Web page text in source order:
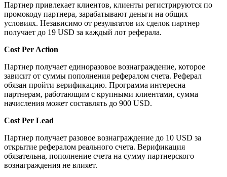
Партнер привлекает клиентов, клиенты регистрируются по
промокоду партнера, зарабатывают деньги на общих
условиях. Независимо от результатов их сделок партнер
получает до 19 USD за каждый лот реферала.
Cost Per Action
Партнер получает единоразовое вознаграждение, которое
зависит от суммы пополнения рефералом счета. Реферал
обязан пройти верификацию. Программа интересна
партнерам, работающим с крупными клиентами, сумма
начисления может составлять до 900 USD.
Cost Per Lead
Партнер получает разовое вознаграждение до 10 USD за
открытие рефералом реального счета. Верификация
обязательна, пополнение счета на сумму партнерского
вознаграждения не влияет.